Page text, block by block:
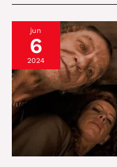
Dia
Cinema
Olhar
para
o
Cinema
Brasileiro
jun
6
2024